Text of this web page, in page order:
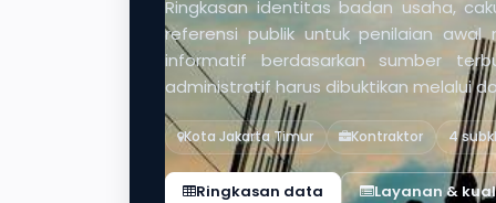
Ringkasan identitas badan usaha,
referensi publik untuk penilaian
informatif berdasarkan sumber
administratif harus dibuktikan melalui
Kota Jakarta Timur Kontraktor 4
Ringkasan data Layanan &